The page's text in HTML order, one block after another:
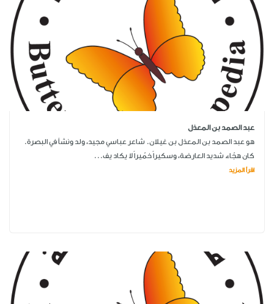
عبد الصمد بن المعذل
هو عبد الصمد بن المعذل بن غيلان. شاعر عباسي مجيد، ولد ونشأ في البصرة.
كان هجّاء شديد العارضة، وسكيراً خمّيراً لا يكاد يف...
اقرأ المزيد